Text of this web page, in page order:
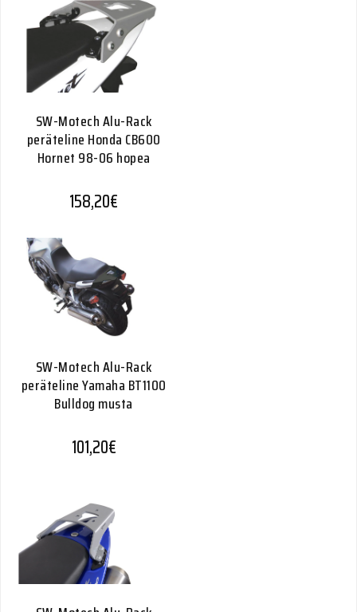
SW-Motech Alu-Rack
peräteline Honda CB600
Hornet 98-06 hopea
158,20€
SW-Motech Alu-Rack
peräteline Yamaha BT1100
Bulldog musta
101,20€